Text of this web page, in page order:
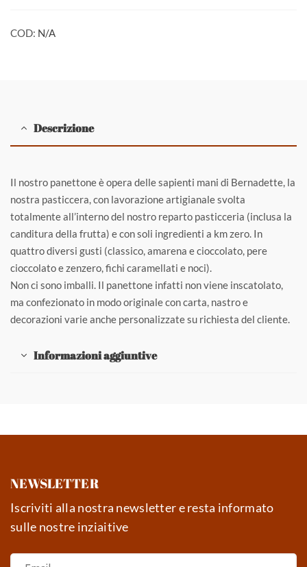
COD: N/A
Descrizione
Il nostro panettone è opera delle sapienti mani di Bernadette, la
nostra pasticcera, con lavorazione artigianale svolta
totalmente all’interno del nostro reparto pasticceria (inclusa la
canditura della frutta) e con soli ingredienti a km zero. In
quattro diversi gusti (classico, amarena e cioccolato, pere
cioccolato e zenzero, fichi caramellati e noci).
Non ci sono imballi. Il panettone infatti non viene inscatolato,
ma confezionato in modo originale con carta, nastro e
decorazioni varie anche personalizzate su richiesta del cliente.
Informazioni aggiuntive
NEWSLETTER
Iscriviti alla nostra newsletter e resta informato
sulle nostre inziaitive